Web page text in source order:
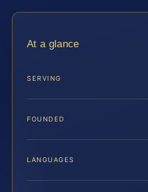
At a glance
SERVING
FOUNDED
LANGUAGES